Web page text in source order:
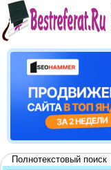
Полнотекстовый поиск